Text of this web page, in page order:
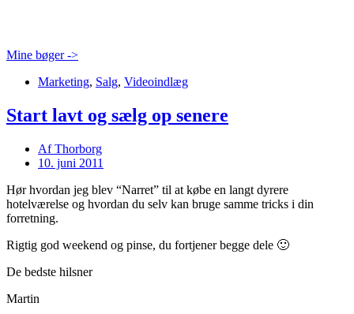
Mine bøger ->
Marketing, Salg, Videoindlæg
Start lavt og sælg op senere
AfThorborg
10. juni 2011
Hør hvordan jeg blev “Narret” til at købe en langt dyrere
hotelværelse og hvordan du selv kan bruge samme tricks i din
forretning.
Rigtig god weekend og pinse, du fortjener begge dele 🙂
De bedste hilsner
Martin